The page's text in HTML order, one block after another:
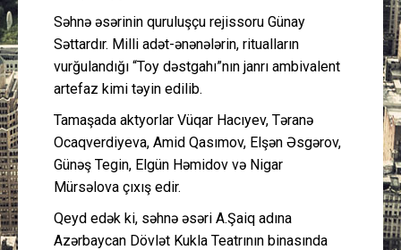
Əlaqə
Səhnə əsərinin quruluşçu rejissoru Günay
Səttardır. Milli adət-ənənələrin, ritualların
vurğulandığı “Toy dəstgahı”nın janrı ambivalent
artefaz kimi təyin edilib.
Tamaşada aktyorlar Vüqar Hacıyev, Təranə
Ocaqverdiyeva, Amid Qasımov, Elşən Əsgərov,
Günəş Tegin, Elgün Həmidov və Nigar
Mürsəlova çıxış edir.
Qeyd edək ki, səhnə əsəri A.Şaiq adına
Azərbaycan Dövlət Kukla Teatrının binasında